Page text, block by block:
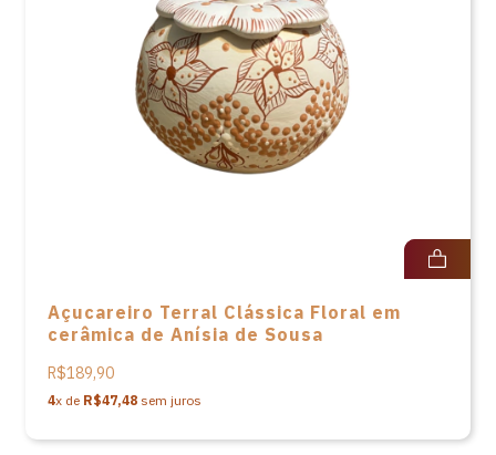
Açucareiro Terral Clássica Floral em
cerâmica de Anísia de Sousa
R$189,90
4x de R$47,48 sem juros